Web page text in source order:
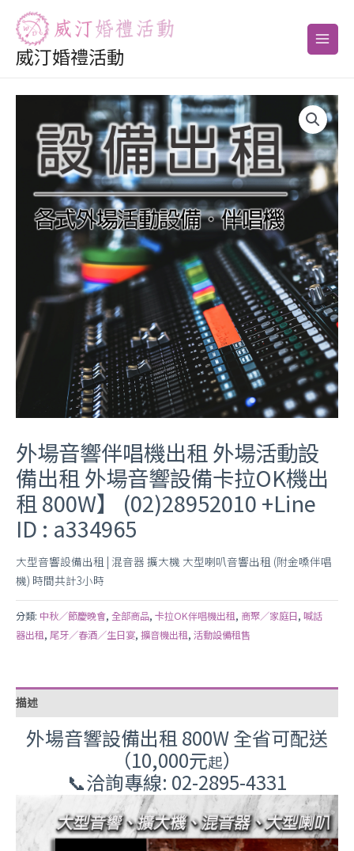
威汀婚禮活動
Menu
搜
尋
關
字
外場音響伴唱機出租 外場活動設
備出租 外場音響設備卡拉OK機出
租 800W】 (02)28952010 +Line
ID : a334965
大型音響設備出租 | 混音器 擴大機 大型喇叭音響出租 (附金嗓伴唱
機) 時間共計3小時
分類: 中秋／節慶晚會, 全部商品, 卡拉OK伴唱機出租, 商聚／家庭日, 喊話
器出租, 尾牙／春酒／生日宴, 擴音機出租, 活動設備租售
描述
外場音響設備出租 800W 全省可配送
（10,000元起）
📞洽詢專線: 02-2895-4331